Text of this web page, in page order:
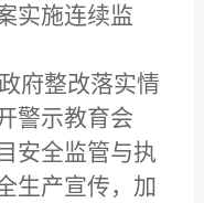
实施连续监
府整改落实情
警示教育会
安全监管与执
生产宣传，加